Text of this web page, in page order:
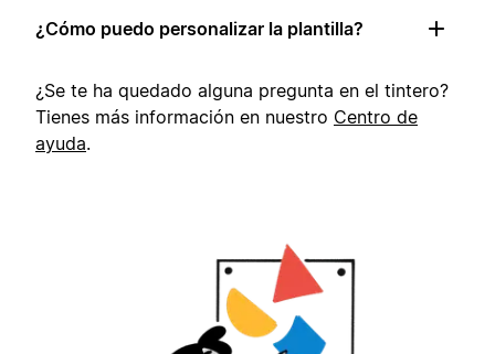
¿Cómo puedo personalizar la plantilla?
¿Se te ha quedado alguna pregunta en el tintero?
Tienes más información en nuestro Centro de
ayuda.